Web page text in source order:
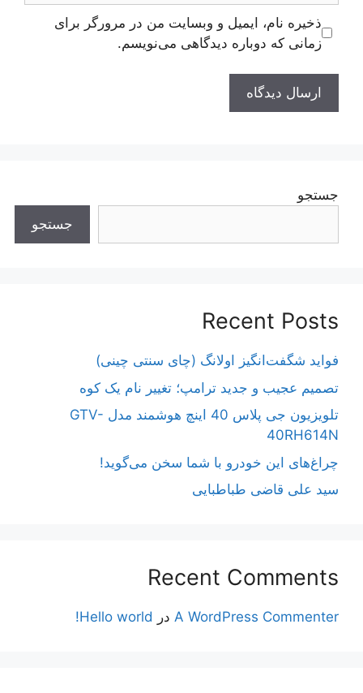
ذخیره نام، ایمیل و وبسایت من در مرورگر برای
زمانی که دوباره دیدگاهی می‌نویسم.
جستجو
جستجو
Recent Posts
فواید شگفت‌انگیز اولانگ (چای سنتی چینی)
تصمیم عجیب و جدید ترامپ؛ تغییر نام یک کوه
تلویزیون جی پلاس 40 اینچ هوشمند مدل GTV-
40RH614N
چراغ‌های این خودرو با شما سخن می‌گوید!
سید علی قاضی طباطبایی
Recent Comments
A WordPress CommenterدرHello world!